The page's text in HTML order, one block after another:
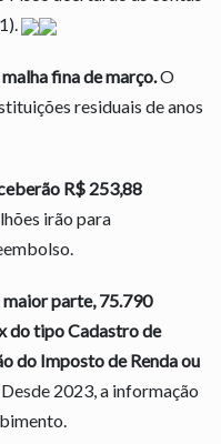
fina de março.O
residuais de anos
R$ 253,88
irão para
maior parte, 75.790
do tipo Cadastro de
do Imposto de Renda ou
Desde 2023, a informação